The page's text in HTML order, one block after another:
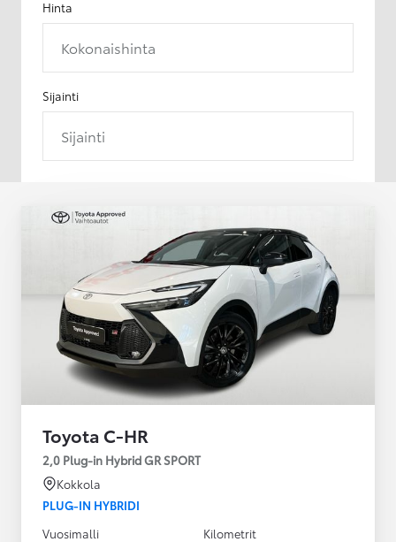
Hinta
Kokonaishinta
Sijainti
Sijainti
Toyota C-HR
2,0 Plug-in Hybrid GR SPORT
Kokkola
PLUG-IN HYBRIDI
Vuosimalli
Kilometrit